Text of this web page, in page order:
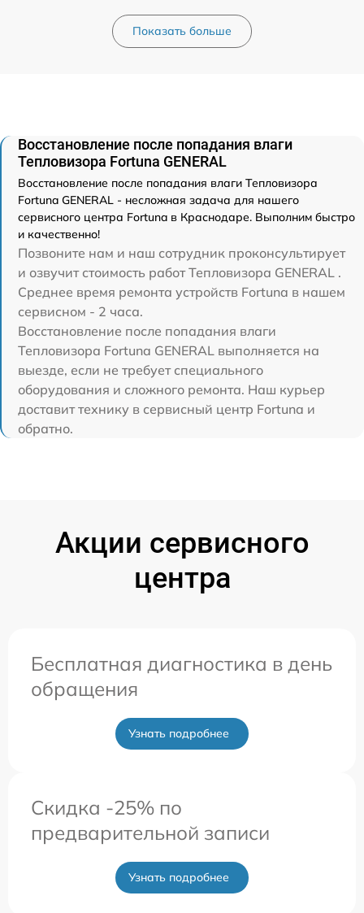
Показать больше
Восстановление после попадания влаги
Тепловизора Fortuna GENERAL
Восстановление после попадания влаги Тепловизора
Fortuna GENERAL - несложная задача для нашего
сервисного центра Fortuna в Краснодаре. Выполним быстро
и качественно!
Позвоните нам и наш сотрудник проконсультирует
и озвучит стоимость работ Тепловизора GENERAL .
Среднее время ремонта устройств Fortuna в нашем
сервисном - 2 часа.
Восстановление после попадания влаги
Тепловизора Fortuna GENERAL выполняется на
выезде, если не требует специального
оборудования и сложного ремонта. Наш курьер
доставит технику в сервисный центр Fortuna и
обратно.
Акции сервисного
центра
Бесплатная диагностика в день
обращения
Узнать подробнее
Скидка -25% по
предварительной записи
Узнать подробнее